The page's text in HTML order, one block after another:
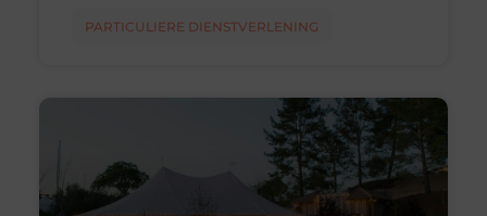
PARTICULIERE DIENSTVERLENING